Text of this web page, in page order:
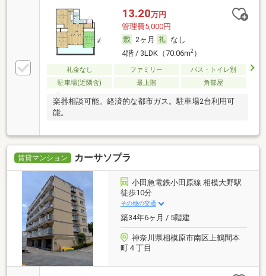
13.20万円
管理費5,000円
2ヶ月
なし
4階 / 3LDK（70.06m2）
礼金なし ファミリー
バス・トイレ別
駐車場(近隣含)
最上階 角部屋
楽器相談可能。経済的な都市ガス。駐車場2台利用可
能。
賃貸マンション カーサソプラ
小田急電鉄小田原線 相模大野駅
徒歩10分
その他の交通
築34年6ヶ月 / 5階建
神奈川県相模原市南区上鶴間本
町４丁目